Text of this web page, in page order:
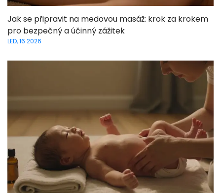
Jak se připravit na medovou masáž: krok za krokem
pro bezpečný a účinný zážitek
LED, 16 2026